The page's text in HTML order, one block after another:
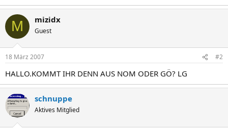
M mizidx
Guest
18 März 2007 #2
HALLO.KOMMT IHR DENN AUS NOM ODER GÖ? LG
schnuppe
Aktives Mitglied